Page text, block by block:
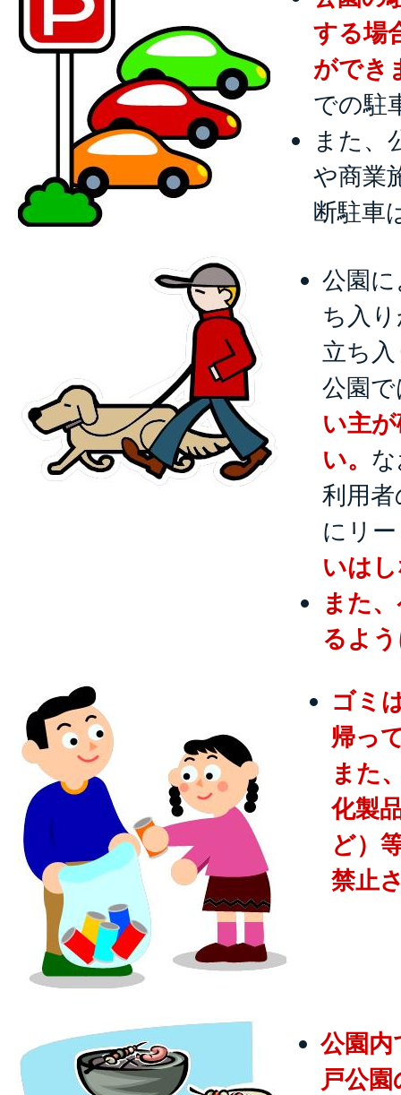
する場
ができ
での駐
また、
や商業
断駐車
公園
ち入
立ち
公園
い主
い。
利用
にリ
いは
また
るよ
ゴミ
帰っ
また
化製
ど）
禁止
公園内
戸公